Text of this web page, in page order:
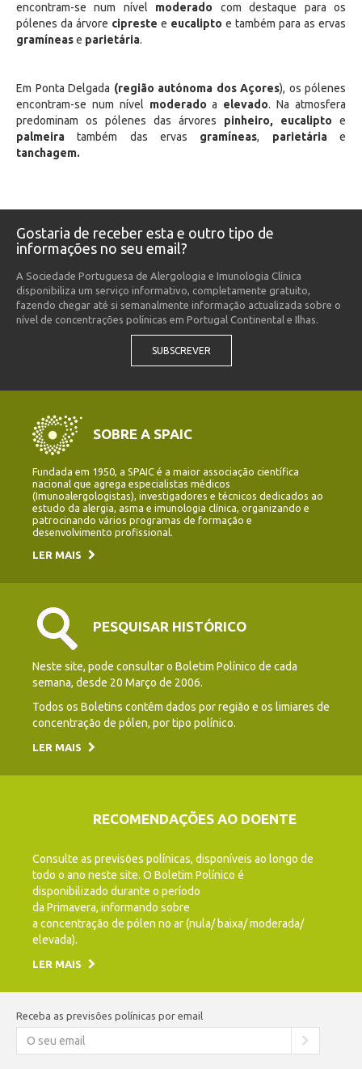
encontram-se num nível moderado com destaque para os
pólenes da árvore cipreste e eucalipto e também para as ervas
gramínease parietária.
Em Ponta Delgada (região autónoma dos Açores), os pólenes
encontram-se num nível moderadoa elevado. Na atmosfera
predominam os pólenes das árvores pinheiro, eucalipto e
palmeira também das ervas gramíneas, parietáriae
tanchagem.
Gostaria de receber esta e outro tipo de
informações no seu email?
A Sociedade Portuguesa de Alergologia e Imunologia Clínica
disponibiliza um serviço informativo, completamente gratuito,
fazendo chegar até si semanalmente informação actualizada sobre o
nível de concentrações polínicas em Portugal Continental e Ilhas.
SUBSCREVER
SOBRE A SPAIC
Fundada em 1950, a SPAIC é a maior associação científica
nacional que agrega especialistas médicos
(Imunoalergologistas), investigadores e técnicos dedicados ao
estudo da alergia, asma e imunologia clínica, organizando e
patrocinando vários programas de formação e
desenvolvimento profissional.
LER MAIS
PESQUISAR HISTÓRICO
Neste site, pode consultar o Boletim Polínico de cada
semana, desde 20 Março de 2006.
Todos os Boletins contêm dados por região e os limiares de
concentração de pólen, por tipo polínico.
LER MAIS
RECOMENDAÇÕES AO DOENTE
Consulte as previsões polínicas, disponíveis ao longo de
todo o ano neste site. O Boletim Polínico é
disponibilizado durante o período
da Primavera, informando sobre
a concentração de pólen no ar (nula/ baixa/ moderada/
elevada).
LER MAIS
Receba as previsões polínicas por email